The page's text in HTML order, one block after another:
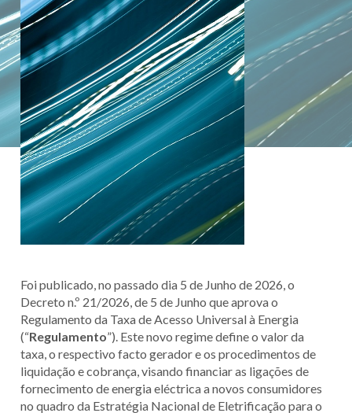
Foi publicado, no passado dia 5 de Junho de 2026, o
Decreto n.º 21/2026, de 5 de Junho que aprova o
Regulamento da Taxa de Acesso Universal à Energia
(“Regulamento”). Este novo regime define o valor da
taxa, o respectivo facto gerador e os procedimentos de
liquidação e cobrança, visando financiar as ligações de
fornecimento de energia eléctrica a novos consumidores
no quadro da Estratégia Nacional de Eletrificação para o